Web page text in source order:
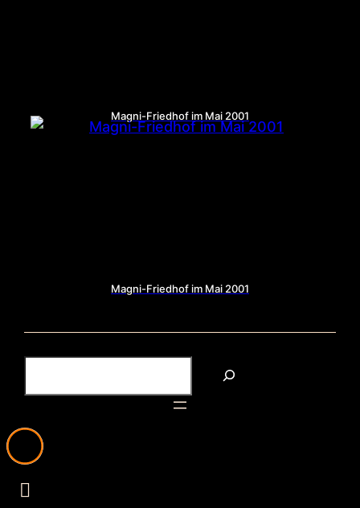
Magni-Friedhof im Mai 2001
Magni-Friedhof im Mai 2001
h